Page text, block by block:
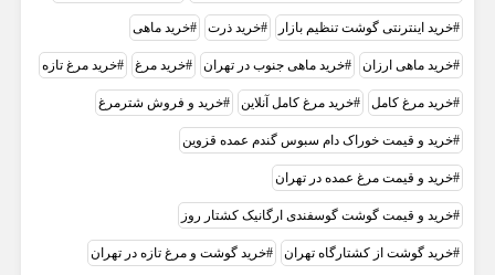
خرید اینترنتی گوشت تنظیم بازار خرید ذرت خرید ماهی
خرید ماهی ارزان خرید ماهی جنوب در تهران خرید مرغ خرید مرغ تازه
خرید مرغ کامل خرید مرغ کامل آنلاین خرید و فروش شترمرغ
خرید و قیمت خوراک دام سبوس گندم عمده قزوین
خرید و قیمت مرغ عمده در تهران
خرید و قیمت گوشت گوسفندی ارگانیک کشتار روز
خرید گوشت از کشتارگاه تهران خرید گوشت و مرغ تازه در تهران